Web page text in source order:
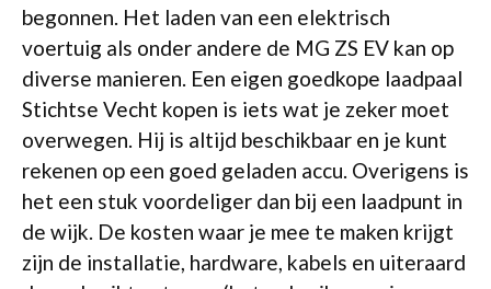
begonnen. Het laden van een elektrisch
voertuig als onder andere de MG ZS EV kan op
diverse manieren. Een eigen goedkope laadpaal
Stichtse Vecht kopen is iets wat je zeker moet
overwegen. Hij is altijd beschikbaar en je kunt
rekenen op een goed geladen accu. Overigens is
het een stuk voordeliger dan bij een laadpunt in
de wijk. De kosten waar je mee te maken krijgt
zijn de installatie, hardware, kabels en uiteraard